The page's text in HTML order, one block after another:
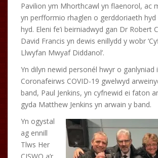
Pavilion ym Mhorthcawl yn flaenorol, ac
yn perfformio rhaglen o gerddoriaeth
hyd. Eleni fe’i beirniadwyd gan Dr Robert
David Francis yn dewis enillydd y wobr
Llwyfan Mwyaf Diddanol’.
Yn dilyn newid personél hwyr o ganlyniad
Coronafeirws COVID-19 gwelwyd
band, Paul Jenkins, yn cyfnewid ei faton
gyda Matthew Jenkins yn arwain y band.
Yn ogystal
ag ennill
Tlws Her